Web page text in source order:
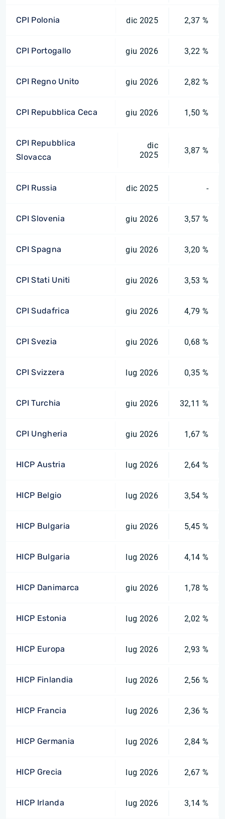
CPI Polonia dic 2025 2,37 %
CPI Portogallo giu 2026 3,22 %
CPI Regno Unito giu 2026 2,82 %
CPI Repubblica Ceca giu 2026 1,50 %
CPI Repubblica
Slovacca
dic
2025
3,87 %
CPI Russia dic 2025 -
CPI Slovenia giu 2026 3,57 %
CPI Spagna giu 2026 3,20 %
CPI Stati Uniti giu 2026 3,53 %
CPI Sudafrica giu 2026 4,79 %
CPI Svezia giu 2026 0,68 %
CPI Svizzera lug 2026 0,35 %
CPI Turchia giu 2026 32,11 %
CPI Ungheria giu 2026 1,67 %
HICP Austria lug 2026 2,64 %
HICP Belgio lug 2026 3,54 %
HICP Bulgaria giu 2026 5,45 %
HICP Bulgaria lug 2026 4,14 %
HICP Danimarca giu 2026 1,78 %
HICP Estonia lug 2026 2,02 %
HICP Europa lug 2026 2,93 %
HICP Finlandia lug 2026 2,56 %
HICP Francia lug 2026 2,36 %
HICP Germania lug 2026 2,84 %
HICP Grecia lug 2026 2,67 %
HICP Irlanda lug 2026 3,14 %